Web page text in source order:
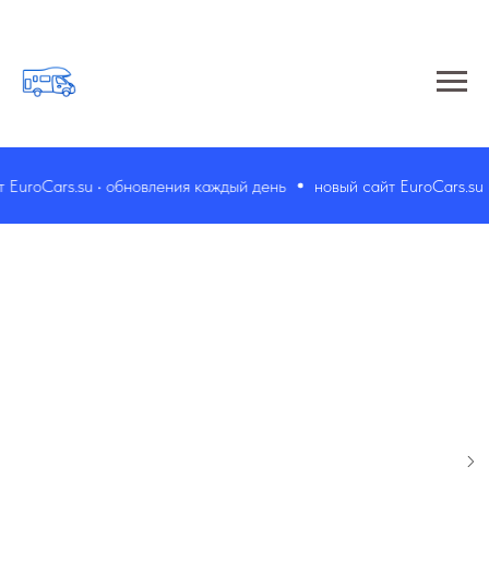
• обновления каждый день новый сайт EuroCars.su •